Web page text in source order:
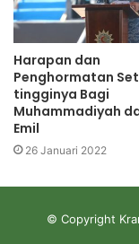
Harapan dan
Penghormatan
tingginya Bagi
Muhammadiyah
Emil
26 Januari 2022
© Copyright